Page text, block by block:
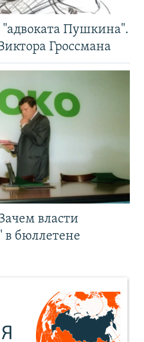
"адвоката Пушкина".
Гроссмана
власти
в бюллетене